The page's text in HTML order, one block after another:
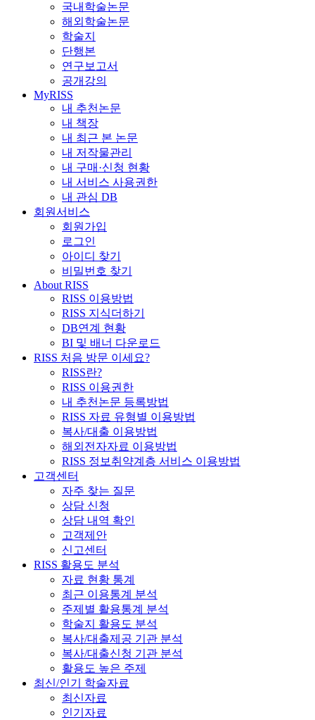
국내학술논문
해외학술논문
학술지
단행본
연구보고서
공개강의
MyRISS
내 추천논문
내 책장
내 최근 본 논문
내 저작물관리
내 구매·신청 현황
내 서비스 사용권한
내 관심 DB
회원서비스
회원가입
로그인
아이디 찾기
비밀번호 찾기
About RISS
RISS 이용방법
RISS 지식더하기
DB연계 현황
BI 및 배너 다운로드
RISS 처음 방문 이세요?
RISS란?
RISS 이용권한
내 추천논문 등록방법
RISS 자료 유형별 이용방법
복사/대출 이용방법
해외전자자료 이용방법
RISS 정보취약계층 서비스 이용방법
고객센터
자주 찾는 질문
상담 신청
상담 내역 확인
고객제안
신고센터
RISS 활용도 분석
자료 현황 통계
최근 이용통계 분석
주제별 활용통계 분석
학술지 활용도 분석
복사/대출제공 기관 분석
복사/대출신청 기관 분석
활용도 높은 주제
최신/인기 학술자료
최신자료
인기자료